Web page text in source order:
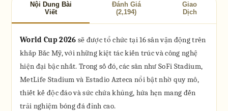
Nội Dung Bài
Viết
Đánh Giá
(2,194)
Giao
Dịch
World Cup 2026 sẽ được tổ chức tại 16 sân vận động trên
khắp Bắc Mỹ, với những kiệt tác kiến trúc và công nghệ
hiện đại bậc nhất. Trong số đó, các sân như SoFi Stadium,
MetLife Stadium và Estadio Azteca nổi bật nhờ quy mô,
thiết kế độc đáo và sức chứa khủng, hứa hẹn mang đến
trải nghiệm bóng đá đỉnh cao.